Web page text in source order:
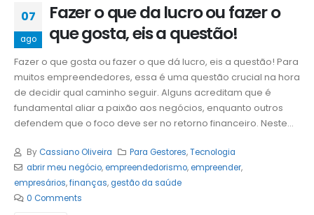
07
ago
Fazer o que da lucro ou fazer o
que gosta, eis a questão!
Fazer o que gosta ou fazer o que dá lucro, eis a questão! Para
muitos empreendedores, essa é uma questão crucial na hora
de decidir qual caminho seguir. Alguns acreditam que é
fundamental aliar a paixão aos negócios, enquanto outros
defendem que o foco deve ser no retorno financeiro. Neste...
ByCassiano Oliveira Para Gestores,Tecnologia
abrir meu negócio,empreendedorismo,empreender,
empresários,finanças,gestão da saúde
0 Comments